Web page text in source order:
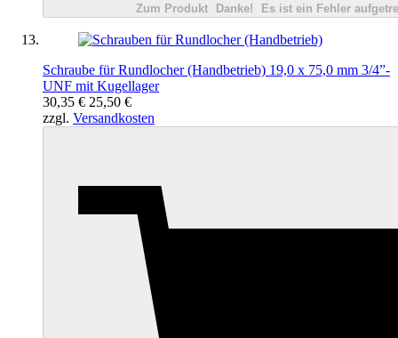
Zum Produkt Danke! Es ist ein Fehler
Schraube für Rundlocher (Handbetrieb) 19,0 x 75,0 mm 3/4”-
UNF mit Kugellager
30,35 € 25,50 €
zzgl. Versandkosten